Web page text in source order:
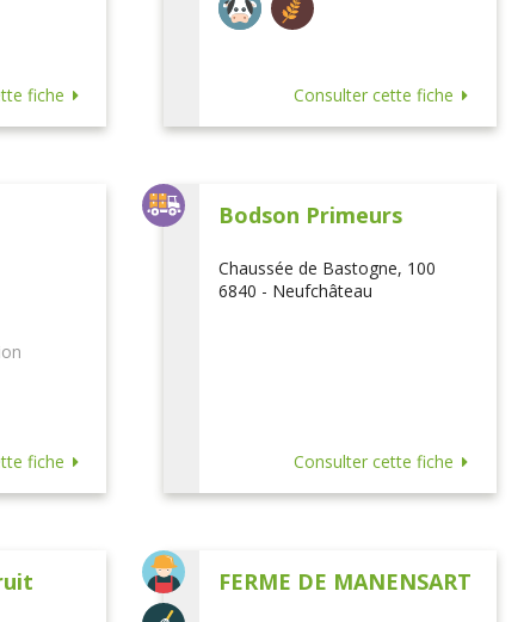
fiche Consulter cette fiche
fiche
Bodson Primeurs
Chaussée de Bastogne, 100
6840 - Neufchâteau
Consulter cette fiche
FERME DE MANENSART